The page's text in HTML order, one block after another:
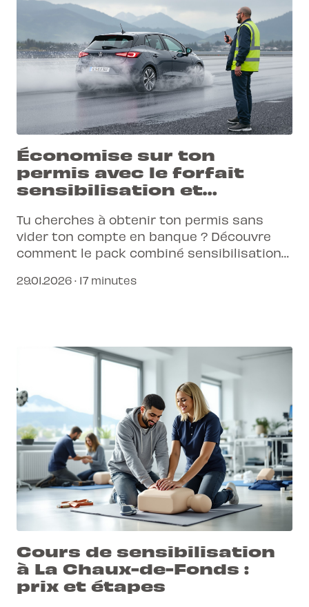
Économise sur ton
permis avec le forfait
sensibilisation et
Tu cherches à obtenir ton permis sans
vider ton compte en banque ? Découvre
comment le pack combiné sensibilisation
des économies réelles tout en simplifiant
29.01.2026 · 17 minutes
Cours de sensibilisation
à La Chaux-de-Fonds :
prix et étapes